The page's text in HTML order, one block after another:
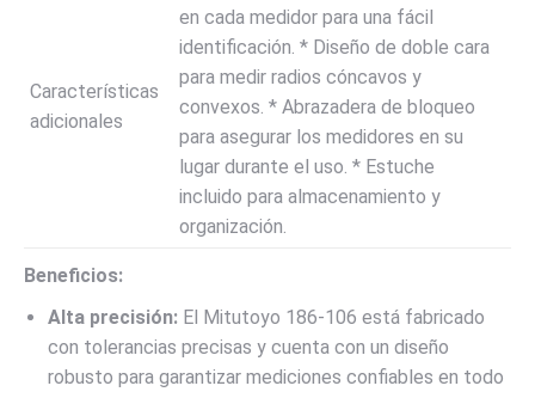
Características
adicionales
en cada medidor para una fácil
identificación. * Diseño de doble cara
para medir radios cóncavos y
convexos. * Abrazadera de bloqueo
para asegurar los medidores en su
lugar durante el uso. * Estuche
incluido para almacenamiento y
organización.
Beneficios:
Alta precisión: El Mitutoyo 186-106 está fabricado
con tolerancias precisas y cuenta con un diseño
robusto para garantizar mediciones confiables en todo